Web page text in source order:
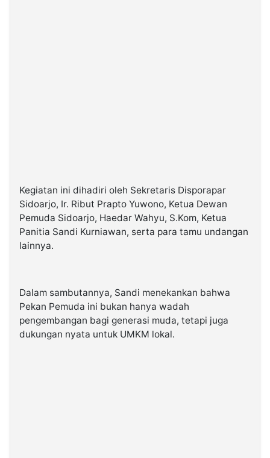
Kegiatan ini dihadiri oleh Sekretaris Disporapar
Sidoarjo, Ir. Ribut Prapto Yuwono, Ketua Dewan
Pemuda Sidoarjo, Haedar Wahyu, S.Kom, Ketua
Panitia Sandi Kurniawan, serta para tamu undangan
lainnya.
Dalam sambutannya, Sandi menekankan bahwa
Pekan Pemuda ini bukan hanya wadah
pengembangan bagi generasi muda, tetapi juga
dukungan nyata untuk UMKM lokal.